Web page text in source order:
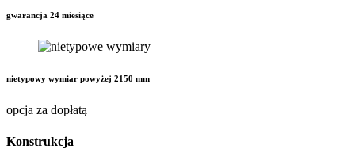
gwarancja 24 miesiące
nietypowy wymiar powyżej 2150 mm
opcja za dopłatą
Konstrukcja